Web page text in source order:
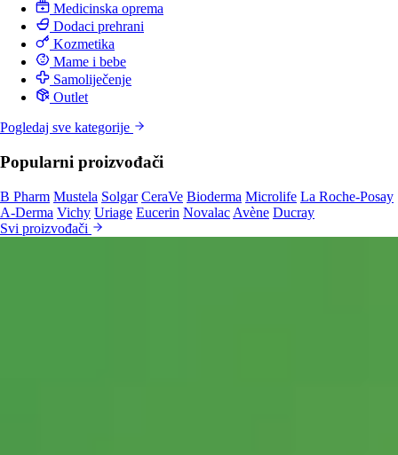
Medicinska oprema
Dodaci prehrani
Kozmetika
Mame i bebe
Samoliječenje
Outlet
Pogledaj sve kategorije
Popularni proizvođači
B Pharm Mustela Solgar CeraVe Bioderma Microlife La Roche-Posay
A-Derma Vichy Uriage Eucerin Novalac Avène Ducray
Svi proizvođači